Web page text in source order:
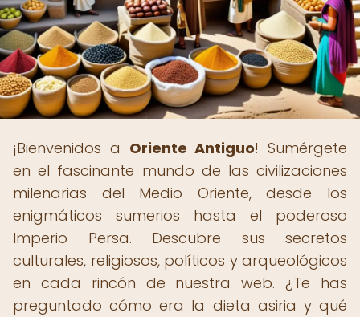
¡Bienvenidos a Oriente Antiguo! Sumérgete
en el fascinante mundo de las civilizaciones
milenarias del Medio Oriente, desde los
enigmáticos sumerios hasta el poderoso
Imperio Persa. Descubre sus secretos
culturales, religiosos, políticos y arqueológicos
en cada rincón de nuestra web. ¿Te has
preguntado cómo era la dieta asiria y qué